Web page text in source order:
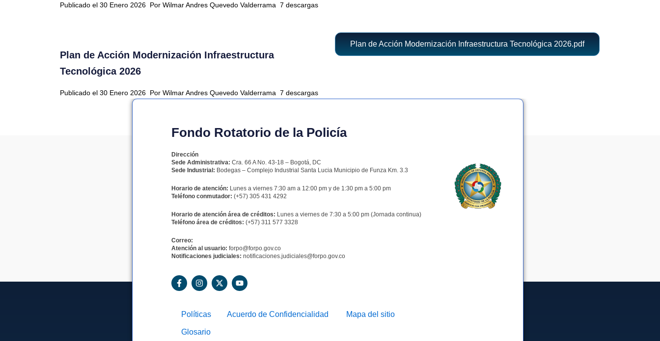
Publicado el 30 Enero 2026 Por Wilmar Andres Quevedo Valderrama 7 descargas
Plan de Acción Modernización Infraestructura
Tecnológica 2026
Publicado el 30 Enero 2026 Por Wilmar Andres Quevedo Valderrama 7 descargas
Plan de Acción Modernización Infraestructura Tecnológica 2026.pdf
Fondo Rotatorio de la Policía
Dirección
Sede Administrativa: Cra. 66 A No. 43-18 – Bogotá, DC
Sede Industrial: Bodegas – Complejo Industrial Santa Lucia Municipio de Funza Km. 3.3
Horario de atención: Lunes a viernes 7:30 am a 12:00 pm y de 1:30 pm a 5:00 pm
Teléfono conmutador: (+57) 305 431 4292
Horario de atención área de créditos: Lunes a viernes de 7:30 a 5:00 pm (Jornada continua)
Teléfono área de créditos: (+57) 311 577 3328
Correo:
Atención al usuario: forpo@forpo.gov.co
Notificaciones judiciales: notificaciones.judiciales@forpo.gov.co
F
a
b
o
k
I
n
g
a
X
-
Y
o
b
Políticas Acuerdo de Confidencialidad Mapa del sitio
Glosario